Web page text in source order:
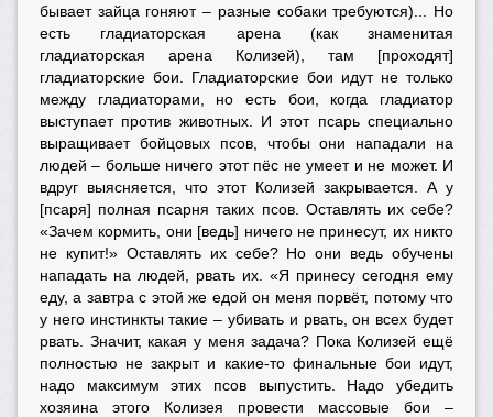
бывает зайца гоняют – разные собаки требуются)... Но
есть гладиаторская арена (как знаменитая
гладиаторская арена Колизей), там [проходят]
гладиаторские бои. Гладиаторские бои идут не только
между гладиаторами, но есть бои, когда гладиатор
выступает против животных. И этот псарь специально
выращивает бойцовых псов, чтобы они нападали на
людей – больше ничего этот пёс не умеет и не может. И
вдруг выясняется, что этот Колизей закрывается. А у
[псаря] полная псарня таких псов. Оставлять их себе?
«Зачем кормить, они [ведь] ничего не принесут, их никто
не купит!» Оставлять их себе? Но они ведь обучены
нападать на людей, рвать их. «Я принесу сегодня ему
еду, а завтра с этой же едой он меня порвёт, потому что
у него инстинкты такие – убивать и рвать, он всех будет
рвать. Значит, какая у меня задача? Пока Колизей ещё
полностью не закрыт и какие-то финальные бои идут,
надо максимум этих псов выпустить. Надо убедить
хозяина этого Колизея провести массовые бои –